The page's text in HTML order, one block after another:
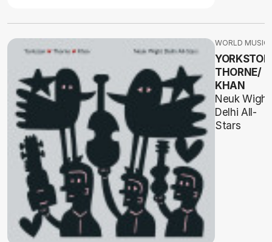
WORLD MUSIC
THORNE/
KHAN
Neuk Wight
Delhi All-
Stars